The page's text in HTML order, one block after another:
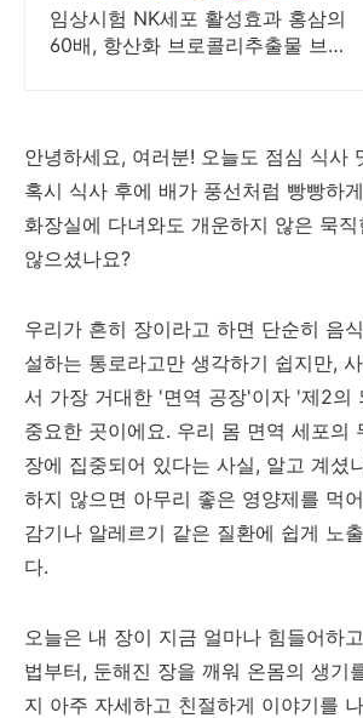
임상시험 NK세포 활성효과 홍삼의
60배, 항산화 브로콜리추출물 브로
안녕하세요, 여러분! 오늘도 점심 식사
혹시 식사 후에 배가 풍선처럼 빵빵하
화장실에 다녀와도 개운하지 않은 묵
않으셨나요?
우리가 흔히 장이라고 하면 단순히 음
설하는 통로라고만 생각하기 쉽지만,
서 가장 거대한 '면역 공장'이자 '제2의
중요한 곳이에요. 우리 몸 면역 세포의
장에 집중되어 있다는 사실, 알고 계셨
하지 않으면 아무리 좋은 영양제를 먹
감기나 알레르기 같은 질환에 쉽게 노
다.
오늘은 내 장이 지금 얼마나 힘들어하
법부터, 둔해진 장을 깨워 온몸의 생기
지 아주 자세하고 친절하게 이야기를